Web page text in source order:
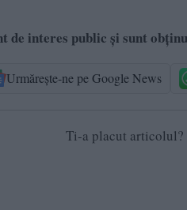
interes public și sunt
Urmărește-ne pe Google News
Ti-a placut articolul?